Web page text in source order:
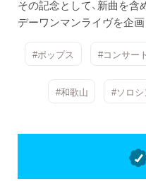
その記念として、新曲を
デーワンマンライヴを企画
#ポップス #コンサート
#和歌山 #ソロ